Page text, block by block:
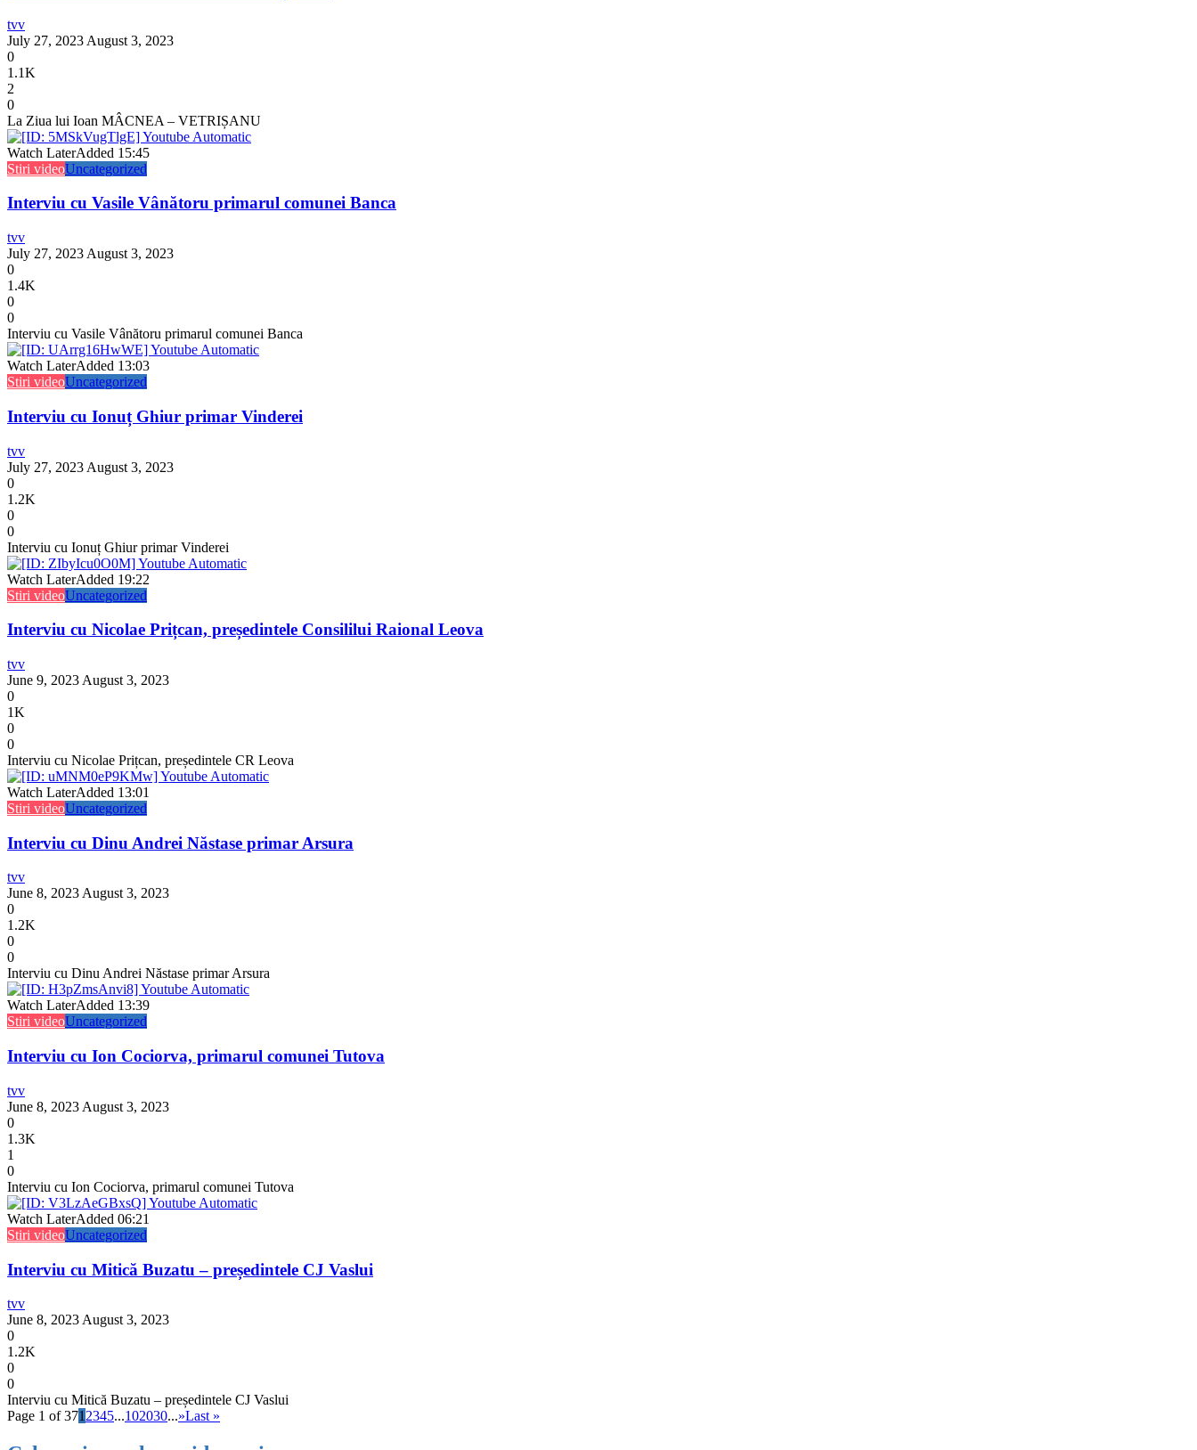
tvv
July 27, 2023 August 3, 2023
0
1.1K
2
0
La Ziua lui Ioan MÂCNEA – VETRIȘANU
Watch LaterAdded 15:45
Stiri videoUncategorized
Interviu cu Vasile Vânătoru primarul comunei Banca
tvv
July 27, 2023 August 3, 2023
0
1.4K
0
0
Interviu cu Vasile Vânătoru primarul comunei Banca
Watch LaterAdded 13:03
Stiri videoUncategorized
Interviu cu Ionuț Ghiur primar Vinderei
tvv
July 27, 2023 August 3, 2023
0
1.2K
0
0
Interviu cu Ionuț Ghiur primar Vinderei
Watch LaterAdded 19:22
Stiri videoUncategorized
Interviu cu Nicolae Prițcan, președintele Consililui Raional Leova
tvv
June 9, 2023 August 3, 2023
0
1K
0
0
Interviu cu Nicolae Prițcan, președintele CR Leova
Watch LaterAdded 13:01
Stiri videoUncategorized
Interviu cu Dinu Andrei Năstase primar Arsura
tvv
June 8, 2023August 3, 2023
0
1.2K
0
0
Interviu cu Dinu Andrei Năstase primar Arsura
Watch LaterAdded 13:39
Stiri videoUncategorized
Interviu cu Ion Cociorva, primarul comunei Tutova
tvv
June 8, 2023 August 3, 2023
0
1.3K
1
0
Interviu cu Ion Cociorva, primarul comunei Tutova
Watch LaterAdded 06:21
Stiri videoUncategorized
Interviu cu Mitică Buzatu – președintele CJ Vaslui
tvv
June 8, 2023 August 3, 2023
0
1.2K
0
0
Interviu cu Mitică Buzatu – președintele CJ Vaslui
Page 1 of 371 2345...102030...»Last »